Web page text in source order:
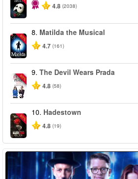
4.8 (2038)
-50%
8. Matilda the Musical
4.7 (161)
-50%
9. The Devil Wears Prada
4.8 (58)
-50%
10. Hadestown
4.8 (19)